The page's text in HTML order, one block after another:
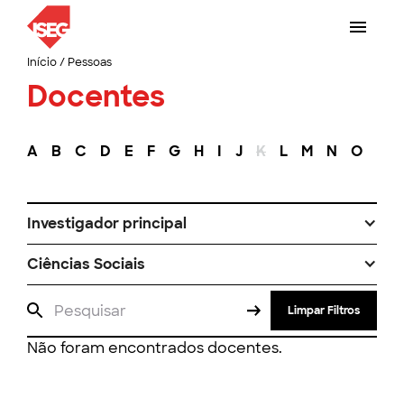
Início/ Pessoas
Docentes
A B C D E F G H I J K L M N O
Investigador principal
Ciências Sociais
Limpar Filtros
Não foram encontrados docentes.